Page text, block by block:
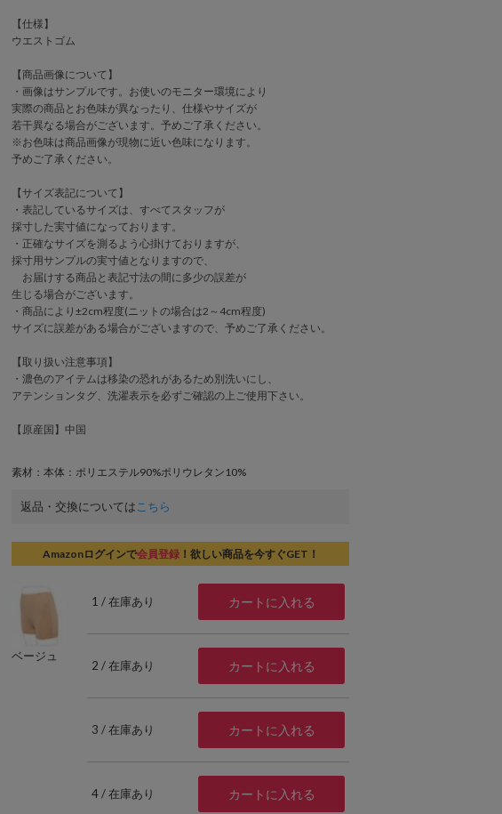
【仕様】
ウエストゴム
【商品画像について】
・画像はサンプルです。お使いのモニター環境により
実際の商品とお色味が異なったり、仕様やサイズが
若干異なる場合がございます。予めご了承ください。
※お色味は商品画像が現物に近い色味になります。
予めご了承ください。
【サイズ表記について】
・表記しているサイズは、すべてスタッフが
採寸した実寸値になっております。
・正確なサイズを測るよう心掛けておりますが、
採寸用サンプルの実寸値となりますので、
お届けする商品と表記寸法の間に多少の誤差が
生じる場合がございます。
・商品により±2cm程度(ニットの場合は2～4cm程度)
サイズに誤差がある場合がございますので、予めご了承ください。
【取り扱い注意事項】
・濃色のアイテムは移染の恐れがあるため別洗いにし、
アテンションタグ、洗濯表示を必ずご確認の上ご使用下さい。
【原産国】中国
素材：本体：ポリエステル90%ポリウレタン10%
返品・交換についてはこちら
Amazonログインで会員登録！欲しい商品を今すぐGET！
ベージュ
1 / 在庫あり カートに入れる
2 / 在庫あり カートに入れる
3 / 在庫あり カートに入れる
4 / 在庫あり カートに入れる